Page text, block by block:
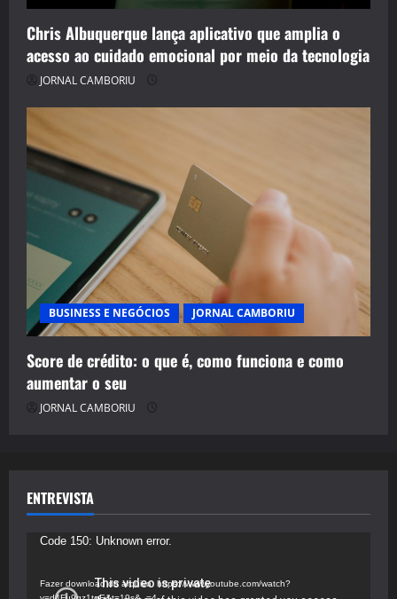
Chris Albuquerque lança aplicativo que amplia o
acesso ao cuidado emocional por meio da tecnologia
JORNAL CAMBORIU
BUSINESS E NEGÓCIOS JORNAL CAMBORIU
Score de crédito: o que é, como funciona e como
aumentar o seu
JORNAL CAMBORIU
ENTREVISTA
Tocador
vídeo
Code 150: Unknown error.
Fazer download do arquivo: https://www.youtube.com/watch?